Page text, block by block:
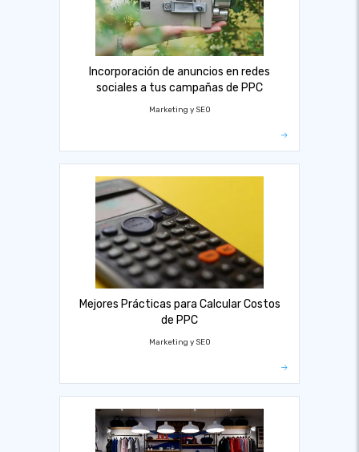
Incorporación de anuncios en redes
sociales a tus campañas de PPC
Marketing y SEO
Mejores Prácticas para Calcular Costos
de PPC
Marketing y SEO